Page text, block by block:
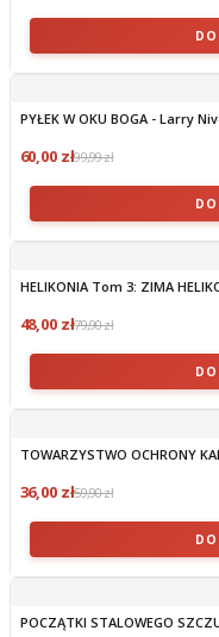
PYŁEK W OKU BOGA - Larry
60,00 zł99,99 zł
HELIKONIA Tom 3: ZIMA
48,00 zł79,90 zł
TOWARZYSTWO OCHRONY
36,00 zł59,90 zł
POCZĄTKI STALOWEGO